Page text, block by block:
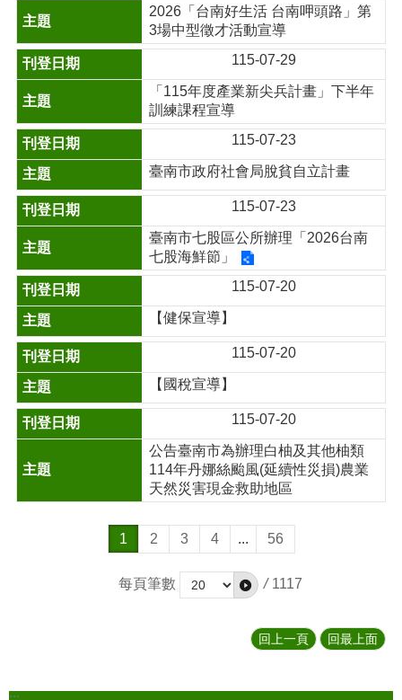
2026「台南好生活 台南呷頭路」第
3場中型徵才活動宣導
115-07-29
「115年度產業新尖兵計畫」下半年
訓練課程宣導
115-07-23
臺南市政府社會局脫貧自立計畫
115-07-23
臺南市七股區公所辦理「2026台南
七股海鮮節」
115-07-20
【健保宣導】
115-07-20
【國稅宣導】
115-07-20
公告臺南市為辦理白柚及其他柚類
114年丹娜絲颱風(延續性災損)農業
天然災害現金救助地區
1 2 3 4 ... 56
每頁筆數 / 1117
回上一頁 回最上面